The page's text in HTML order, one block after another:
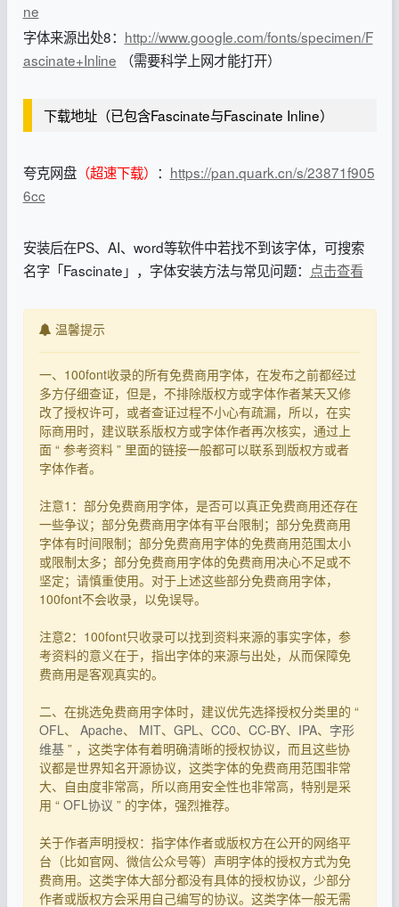
ne
字体来源出处8： http://www.google.com/fonts/specimen/F
ascinate+Inline （需要科学上网才能打开）
下载地址（已包含Fascinate与Fascinate Inline）
夸克网盘（超速下载） ： https://pan.quark.cn/s/23871f905
6cc
安装后在PS、AI、word等软件中若找不到该字体，可搜索
名字「Fascinate」，字体安装方法与常见问题： 点击查看
温馨提示
一、100font收录的所有免费商用字体，在发布之前都经过
多方仔细查证，但是，不排除版权方或字体作者某天又修
改了授权许可，或者查证过程不小心有疏漏，所以，在实
际商用时，建议联系版权方或字体作者再次核实，通过上
面 “ 参考资料 ” 里面的链接一般都可以联系到版权方或者
字体作者。
注意1：部分免费商用字体，是否可以真正免费商用还存在
一些争议；部分免费商用字体有平台限制；部分免费商用
字体有时间限制；部分免费商用字体的免费商用范围太小
或限制太多；部分免费商用字体的免费商用决心不足或不
坚定；请慎重使用。对于上述这些部分免费商用字体，
100font不会收录，以免误导。
注意2：100font只收录可以找到资料来源的事实字体，参
考资料的意义在于，指出字体的来源与出处，从而保障免
费商用是客观真实的。
二、在挑选免费商用字体时，建议优先选择授权分类里的 “
OFL 、 Apache、 MIT、 GPL 、 CC0、 CC-BY、 IPA、 字形
维基 ” ，这类字体有着明确清晰的授权协议，而且这些协
议都是世界知名开源协议，这类字体的免费商用范围非常
大、自由度非常高，所以商用安全性也非常高，特别是采
用 “ OFL协议 ” 的字体，强烈推荐。
关于作者声明授权：指字体作者或版权方在公开的网络平
台（比如官网、微信公众号等）声明字体的授权方式为免
费商用。这类字体大部分都没有具体的授权协议，少部分
作者或版权方会采用自己编写的协议。这类字体一般无需